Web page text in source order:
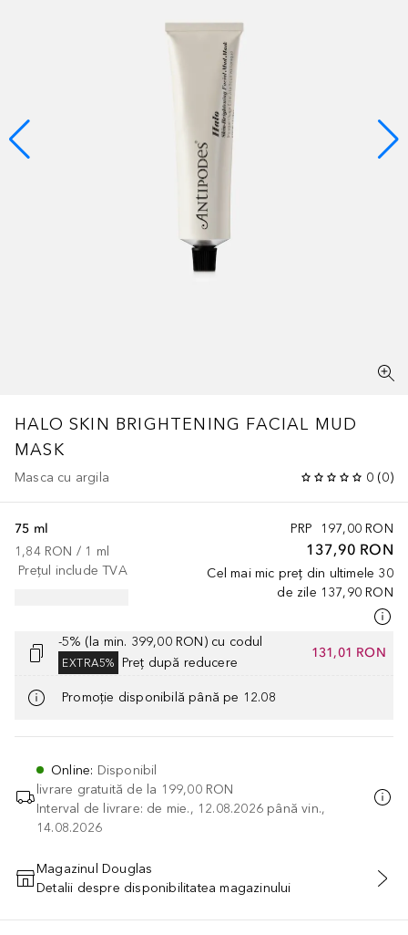
HALO SKIN BRIGHTENING FACIAL MUD
MASK
Masca cu argila 0 (0)
PRP 197,00 RON
137,90 RON
Cel mai mic preț din ultimele 30
de zile 137,90 RON
75 ml
1,84 RON / 1 ml
Prețul include TVA
-5% (la min. 399,00 RON) cu codul
EXTRA5% Preț după reducere
131,01 RON
Promoție disponibilă până pe 12.08
Online: Disponibil
livrare gratuită de la 199,00 RON
Interval de livrare: de mie., 12.08.2026 până vin.,
14.08.2026
ADĂUGAȚI ÎN COŞ
Magazinul Douglas
Detalii despre disponibilitatea magazinului